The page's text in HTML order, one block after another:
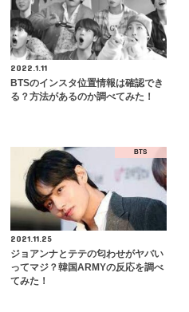
2022.1.11
BTSのインスタ位置情報は確認でき
る？方法があるのか調べてみた！
BTS
2021.11.25
ジョアンナとテテの匂わせがヤバい
ってマジ？韓国ARMYの反応を調べ
てみた！